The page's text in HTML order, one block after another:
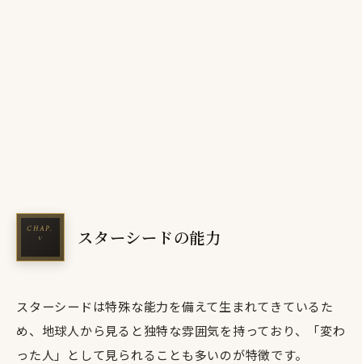
スターシードの能力
スターシードは特殊な能力を備えて生まれてきているた
め、地球人から見ると独特な雰囲気を持っており、「変わ
った人」として見られることも多いのが特徴です。